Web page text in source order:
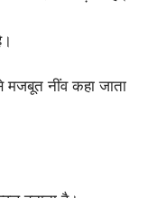
मजबूत नींव कहा जाता